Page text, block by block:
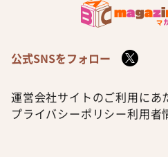
公式SNSをフォロー
運営会社サイトのご利用にあ
プライバシーポリシー利用者